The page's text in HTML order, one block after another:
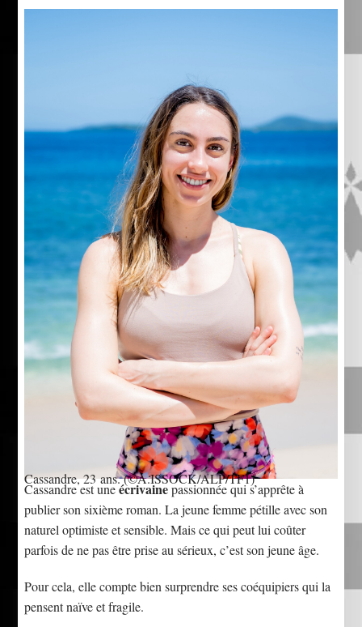
Cassandre, 23 ans.(©A.ISSOCK/ALP/TF1)
Cassandre est uneécrivainepassionnée qui s’apprête à
publier son sixième roman. La jeune femme pétille avec son
naturel optimiste et sensible. Mais ce qui peut lui coûter
parfois de ne pas être prise au sérieux, c’est son jeune âge.
Pour cela, elle compte bien surprendre ses coéquipiers qui la
pensent naïve et fragile.